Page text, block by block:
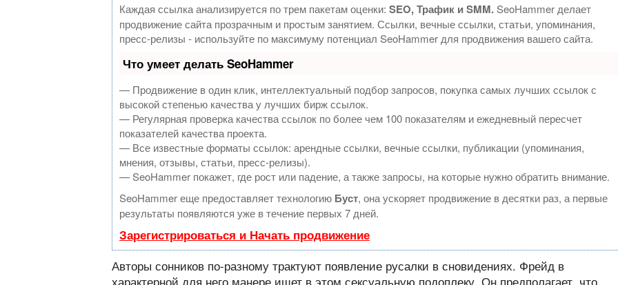
Каждая ссылка анализируется по трем пакетам оценки: SEO, Трафик и SMM.SeoHammer делает
продвижение сайта прозрачным и простым занятием. Ссылки, вечные ссылки, статьи, упоминания,
пресс-релизы - используйте по максимуму потенциал SeoHammer для продвижения вашего сайта.
Что умеет делать SeoHammer
— Продвижение в один клик, интеллектуальный подбор запросов, покупка самых лучших ссылок с
высокой степенью качества у лучших бирж ссылок.
— Регулярная проверка качества ссылок по более чем 100 показателям и ежедневный пересчет
показателей качества проекта.
— Все известные форматы ссылок: арендные ссылки, вечные ссылки, публикации (упоминания,
мнения, отзывы, статьи, пресс-релизы).
— SeoHammer покажет, где рост или падение, а также запросы, на которые нужно обратить внимание.
SeoHammer еще предоставляет технологию Буст, она ускоряет продвижение в десятки раз, а первые
результаты появляются уже в течение первых 7 дней.
Зарегистрироваться и Начать продвижение
Авторы сонников по-разному трактуют появление русалки в сновидениях. Фрейд в
характерной для него манере ищет в этом сексуальную подоплеку. Он предполагает, что